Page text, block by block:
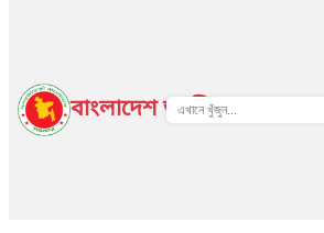
বাংলাদেশ জাতীয় তথ্য বাতায়ন